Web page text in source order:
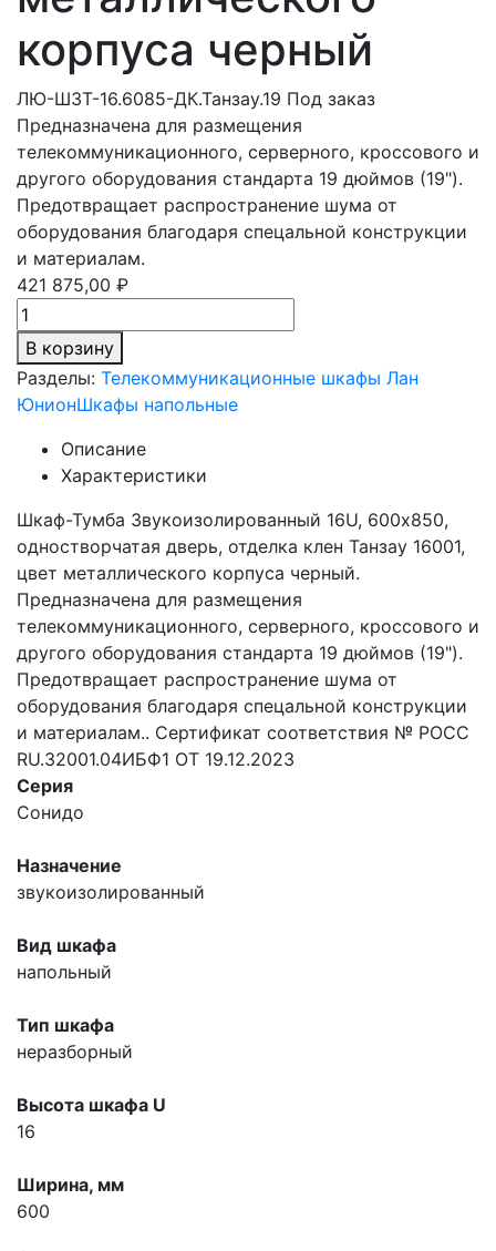
корпуса черный
ЛЮ-ШЗТ-16.6085-ДК.Танзау.19 Под заказ
Предназначена для размещения
телекоммуникационного, серверного, кроссового и
другого оборудования стандарта 19 дюймов (19").
Предотвращает распространение шума от
оборудования благодаря спецальной конструкции
и материалам.
421 875,00 ₽
В корзину
Разделы: Телекоммуникационные шкафы Лан
ЮнионШкафы напольные
Описание
Характеристики
Шкаф-Тумба Звукоизолированный 16U, 600х850,
одностворчатая дверь, отделка клен Танзау 16001,
цвет металлического корпуса черный.
Предназначена для размещения
телекоммуникационного, серверного, кроссового и
другого оборудования стандарта 19 дюймов (19").
Предотвращает распространение шума от
оборудования благодаря спецальной конструкции
и материалам.. Сертификат соответствия № РОСС
RU.32001.04ИБФ1 ОТ 19.12.2023
Серия
Сонидо
Назначение
звукоизолированный
Вид шкафа
напольный
Тип шкафа
неразборный
Высота шкафа U
16
Ширина, мм
600